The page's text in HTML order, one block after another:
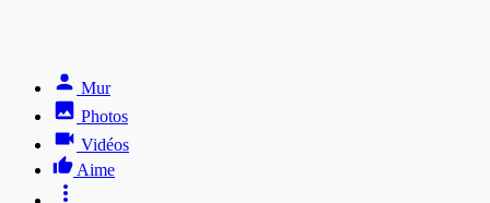
Mur
Photos
Vidéos
Aime